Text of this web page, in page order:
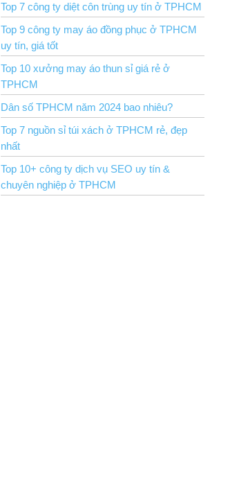
Top 7 công ty diệt côn trùng uy tín ở TPHCM
Top 9 công ty may áo đồng phục ở TPHCM
uy tín, giá tốt
Top 10 xưởng may áo thun sỉ giá rẻ ở
TPHCM
Dân số TPHCM năm 2024 bao nhiêu?
Top 7 nguồn sỉ túi xách ở TPHCM rẻ, đẹp
nhất
Top 10+ công ty dịch vụ SEO uy tín &
chuyên nghiệp ở TPHCM